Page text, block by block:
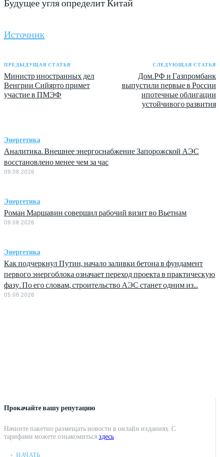
Прокачайте вашу репутацию
Начните пакетно размещать новости в онлайн изданиях. С
тарифами можете ознакомитьсяздесь
﹢ НАЧАТЬ
Источник
ПРЕДЫДУЩАЯ СТАТЬЯ
Министр иностранных дел
Венгрии Сийярто примет
участие в ПМЭФ
СЛЕДУЮЩАЯ СТАТЬЯ
Дом.РФ и Газпромбанк
выпустили первые в России
ипотечные облигации
устойчивого развития
Энергетика
Аналитика. Внешнее энергоснабжение Запорожской АЭС
восстановлено менее чем за час
09.08.2026
Энергетика
Роман Маршавин совершил рабочий визит во Вьетнам
09.08.2026
Энергетика
Как подчеркнул Путин, начало заливки бетона в фундамент
первого энергоблока означает переход проекта в практическую
фазу. По его словам, строительство АЭС станет одним из...
05.08.2026